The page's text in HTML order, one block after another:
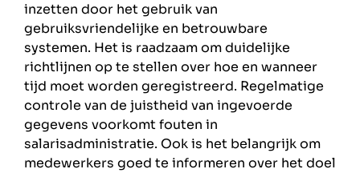
inzetten door het gebruik van
gebruiksvriendelijke en betrouwbare
systemen. Het is raadzaam om duidelijke
richtlijnen op te stellen over hoe en wanneer
tijd moet worden geregistreerd. Regelmatige
controle van de juistheid van ingevoerde
gegevens voorkomt fouten in
salarisadministratie. Ook is het belangrijk om
medewerkers goed te informeren over het doel